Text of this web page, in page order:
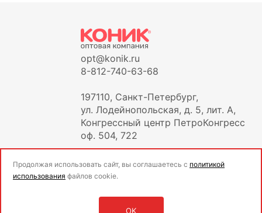
opt@konik.ru
8-812-740-63-68
197110, Санкт-Петербург,
ул. Лодейнопольская, д. 5, лит. А,
Конгрессный центр ПетроКонгресс
оф. 504, 722
Продолжая использовать сайт, вы соглашаетесь с политикой
использования файлов cookie.
OK